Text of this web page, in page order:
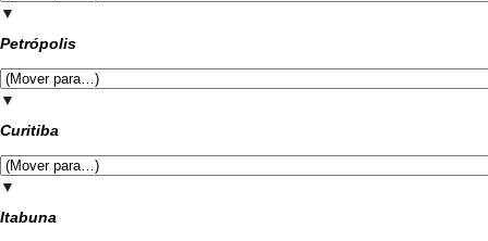
▼
Petrópolis
▼
Curitiba
▼
Itabuna